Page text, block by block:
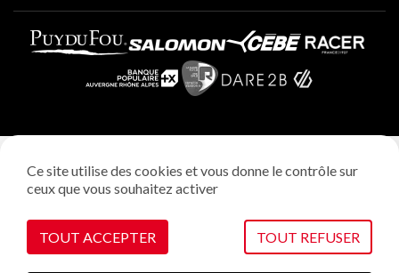
Gestion des cookies
Ce site utilise des cookies et vous donne le contrôle sur
ceux que vous souhaitez activer
TOUT ACCEPTER TOUT REFUSER